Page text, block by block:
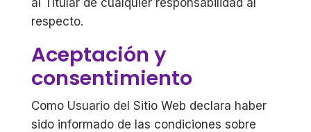
al Titular de cualquier responsabilidad al
respecto.
Aceptación y
consentimiento
Como Usuario del Sitio Web declara haber
sido informado de las condiciones sobre